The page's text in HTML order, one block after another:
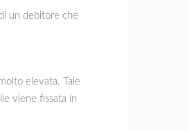
un debitore che
elevata. Tale
viene fissata in